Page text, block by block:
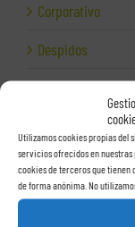
Utilizamos cookies propias del
servicios ofrecidos en nuestras
cookies de terceros que
de forma anónima. No
Corporativo
Despidos
Dirección
Empresas e
Exportación
Facturas